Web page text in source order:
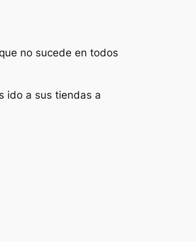
no sucede en todos
ido a sus tiendas a